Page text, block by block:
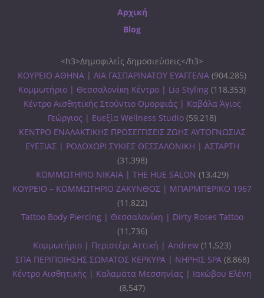
Αρχική
Blog
<h3>Δημοφιλείς δημοσιεύσεις</h3>
ΚΟΥΡΕΙΟ ΑΘΗΝΑ | ΛΙΑ ΓΑΣΠΑΡΙΝΑΤΟΥ ΕΥΑΓΓΕΛΙΑ (904,285)
Κομμωτήριο | Θεσσαλονίκη Κέντρο | Lia Styling (118,353)
Κέντρο Αισθητικής Στούντιο Ομορφιάς | Καβάλα Άγιος
Γεώργιος | Ευεξία Wellness Studio (59,218)
ΚΕΝΤΡΟ ΕΝΑΛΑΚΤΙΚΗΣ ΠΡΟΣΕΓΓΙΣΕΙΣ ΖΩΗΣ ΑΥΤΟΓΝΩΣΙΑΣ
ΕΥΕΞΙΑΣ | ΡΟΔΟΧΩΡΙ ΣΥΚΙΕΣ ΘΕΣΣΑΛΟΝΙΚΗ | ΑΣΤΑΡΤΗ
(31,398)
ΚΟΜΜΩΤΗΡΙΟ ΝΙΚΑΙΑ | THE HUE SALON (13,429)
ΚΟΥΡΕΙΟ – ΚΟΜΜΩΤΗΡΙΟ ΖΑΚΥΝΘΟΣ | ΜΠΑΡΜΠΕΡΙΚΟ 1967
(11,822)
Tattoo Body Piercing | Θεσσαλονίκη | Dirty Roses Tattoo
(11,736)
Κομμωτήριο | Περιστέρι Αττική | Andrew (11,523)
ΣΠΑ ΠΕΡΙΠΟΙΗΣΗΣ ΣΩΜΑΤΟΣ ΚΕΡΚΥΡΑ | ΝΗΡΗΙΣ SPA (8,868)
Κέντρο Αισθητικής | Καλαμάτα Μεσσηνίας | Ιακώβου Ελένη
(8,547)